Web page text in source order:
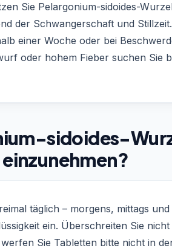
Sie Pelargonium-sidoides-
der Schwangerschaft und
einer Woche oder bei
oder hohem Fieber suchen Sie
sidoides-
täglich – morgens, mittags und
ein. Überschreiten Sie nicht
Sie Tabletten bitte nicht in